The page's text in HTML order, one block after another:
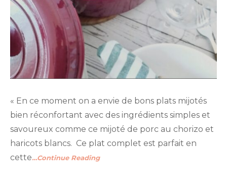
« En ce moment on a envie de bons plats mijotés
bien réconfortant avec des ingrédients simples et
savoureux comme ce mijoté de porc au chorizo et
haricots blancs. Ce plat complet est parfait en
cette…Continue Reading